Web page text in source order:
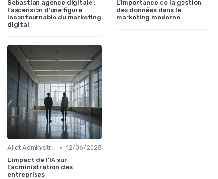
Sebastian agence digitale :
l'ascension d'une figure
incontournable du marketing
digital
L'importance de la gestion
des données dans le
marketing moderne
AI et Administration • 12/06/2025
L'impact de l'IA sur
l'administration des
entreprises